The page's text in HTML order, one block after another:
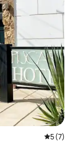
평점 5점
5 (7)